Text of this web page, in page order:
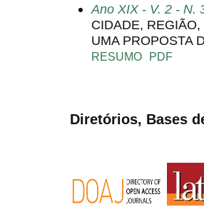
Ano XIX - V. 2 - N.
CIDADE,
UMA PROPOSTA
RESUMO PDF
Diretórios, Bases